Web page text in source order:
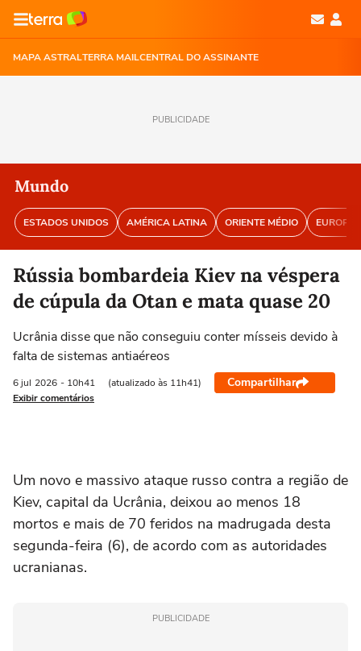
MAPA ASTRALTERRA MAILCENTRAL DO ASSINANTE
PUBLICIDADE
Mundo
ESTADOS UNIDOS AMÉRICA LATINA ORIENTE MÉDIO EUROPA
Rússia bombardeia Kiev na véspera
de cúpula da Otan e mata quase 20
Ucrânia disse que não conseguiu conter mísseis devido à
falta de sistemas antiaéreos
6 jul 2026 - 10h41 (atualizado às 11h41) Compartilhar
Exibir comentários
Um novo e massivo ataque russo contra a região de
Kiev, capital da Ucrânia, deixou ao menos 18
mortos e mais de 70 feridos na madrugada desta
segunda-feira (6), de acordo com as autoridades
ucranianas.
PUBLICIDADE